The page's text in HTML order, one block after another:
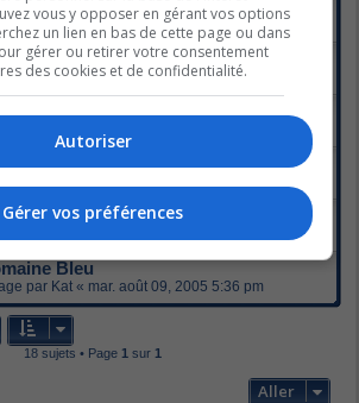
passante
par Kat« mar. août 09, 2005 6:14 pm
par Kat«mar. août 09, 2005 6:03 pm
(ou Nick)
(ou Multi-Pseudos)
techniques
Bleu
par Kat « mar. août 09, 2005 5:36 pm
18 sujets • Page 1 sur 1
Aller
vous y opposer en gérant vos options
un lien en bas de cette page ou dans
gérer ou retirer votre consentement
des cookies et de confidentialité.
Autoriser
Gérer vos préférences